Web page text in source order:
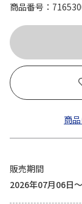
商品番号
商
販売期間
2026年07月06日